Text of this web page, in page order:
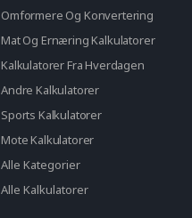
Omformere Og Konvertering
Mat Og Ernæring Kalkulatorer
Kalkulatorer Fra Hverdagen
Andre Kalkulatorer
Sports Kalkulatorer
Mote Kalkulatorer
Alle Kategorier
Alle Kalkulatorer